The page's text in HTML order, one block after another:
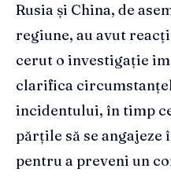
Rusia și China, de
regiune, au avut
cerut o investigație
clarifica
incidentului, în timp
părțile să se
pentru a preveni un